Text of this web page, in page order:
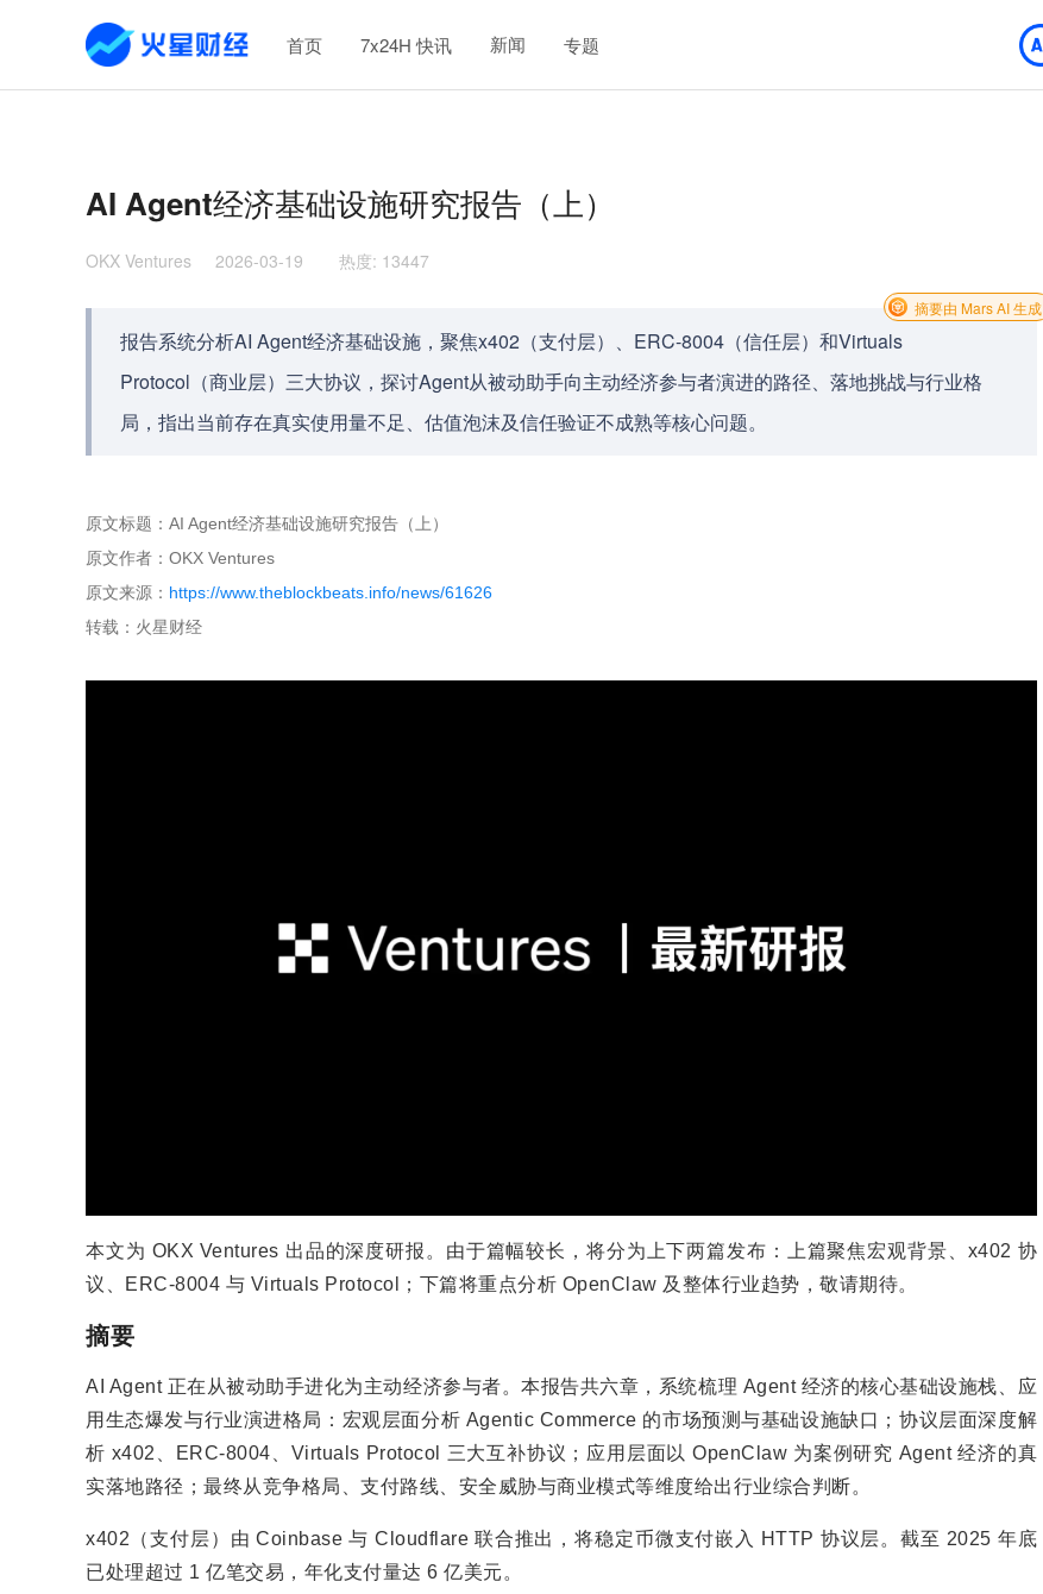
首页 7x24H 快讯 新闻 专题
AI Agent经济基础设施研究报告（上）
OKX Ventures 2026-03-19 热度: 13447
报告系统分析AI Agent经济基础设施，聚焦x402（支付层）、ERC-8004（信任层）和Virtuals
Protocol（商业层）三大协议，探讨Agent从被动助手向主动经济参与者演进的路径、落地挑战与行业格
局，指出当前存在真实使用量不足、估值泡沫及信任验证不成熟等核心问题。
摘要由 Mars AI 生成
原文标题：AI Agent经济基础设施研究报告（上）
原文作者：OKX Ventures
原文来源： https://www.theblockbeats.info/news/61626
转载：火星财经
本文为 OKX Ventures 出品的深度研报。由于篇幅较长，将分为上下两篇发布：上篇聚焦宏观背景、x402 协
议、ERC-8004 与 Virtuals Protocol；下篇将重点分析 OpenClaw 及整体行业趋势，敬请期待。
摘要
AI Agent 正在从被动助手进化为主动经济参与者。本报告共六章，系统梳理 Agent 经济的核心基础设施栈、应
用生态爆发与行业演进格局：宏观层面分析 Agentic Commerce 的市场预测与基础设施缺口；协议层面深度解
析 x402、ERC-8004、Virtuals Protocol 三大互补协议；应用层面以 OpenClaw 为案例研究 Agent 经济的真
实落地路径；最终从竞争格局、支付路线、安全威胁与商业模式等维度给出行业综合判断。
x402（支付层）由 Coinbase 与 Cloudflare 联合推出，将稳定币微支付嵌入 HTTP 协议层。截至 2025 年底
已处理超过 1 亿笔交易，年化支付量达 6 亿美元。